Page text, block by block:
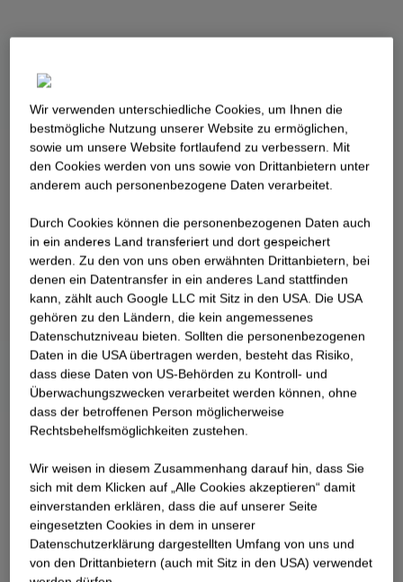
Wir verwenden unterschiedliche Cookies, um Ihnen die
best­mögliche Nutzung unserer Website zu ermöglichen,
sowie um unsere Website fortlaufend zu verbessern. Mit
den Cookies werden von uns sowie von Drittanbietern unter
anderem auch personenbezogene Daten verarbeitet.
Durch Cookies können die personenbezogenen Daten auch
in ein anderes Land transferiert und dort gespeichert
werden. Zu den von uns oben erwähnten Drittanbietern, bei
denen ein Datentransfer in ein anderes Land stattfinden
kann, zählt auch Google LLC mit Sitz in den USA. Die USA
gehören zu den Ländern, die kein angemessenes
Datenschutzniveau bieten. Sollten die personenbezogenen
Daten in die USA übertragen werden, besteht das Risiko,
dass diese Daten von US-Behörden zu Kontroll- und
Überwachungszwecken verarbeitet werden können, ohne
dass der betroffenen Person möglicherweise
Rechtsbehelfsmöglichkeiten zustehen.
Wir weisen in diesem Zusammenhang darauf hin, dass Sie
sich mit dem Klicken auf „Alle Cookies akzeptieren“ damit
ein­ver­standen erklären, dass die auf unserer Seite
eingesetzten Cookies in dem in unserer
Datenschutzerklärung dargestellten Umfang von uns und
von den Drittanbietern (auch mit Sitz in den USA) verwendet